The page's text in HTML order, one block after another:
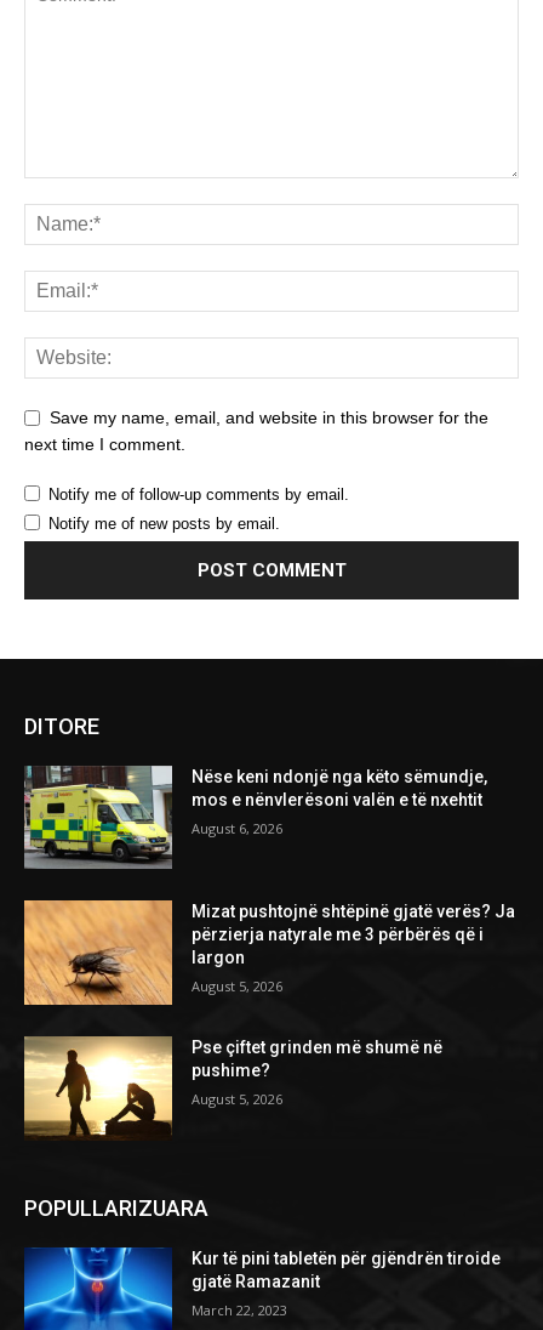
Save my name, email, and website in this browser for the
next time I comment.
Notify me of follow-up comments by email.
Notify me of new posts by email.
DITORE
Nëse keni ndonjë nga këto sëmundje,
mos e nënvlerësoni valën e të nxehtit
August 6, 2026
Mizat pushtojnë shtëpinë gjatë verës? Ja
përzierja natyrale me 3 përbërës që i
largon
August 5, 2026
Pse çiftet grinden më shumë në
pushime?
August 5, 2026
POPULLARIZUARA
Kur të pini tabletën për gjëndrën tiroide
gjatë Ramazanit
March 22, 2023